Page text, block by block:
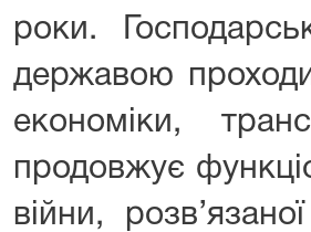
роки.
державою
економіки,
продовжує
війни,